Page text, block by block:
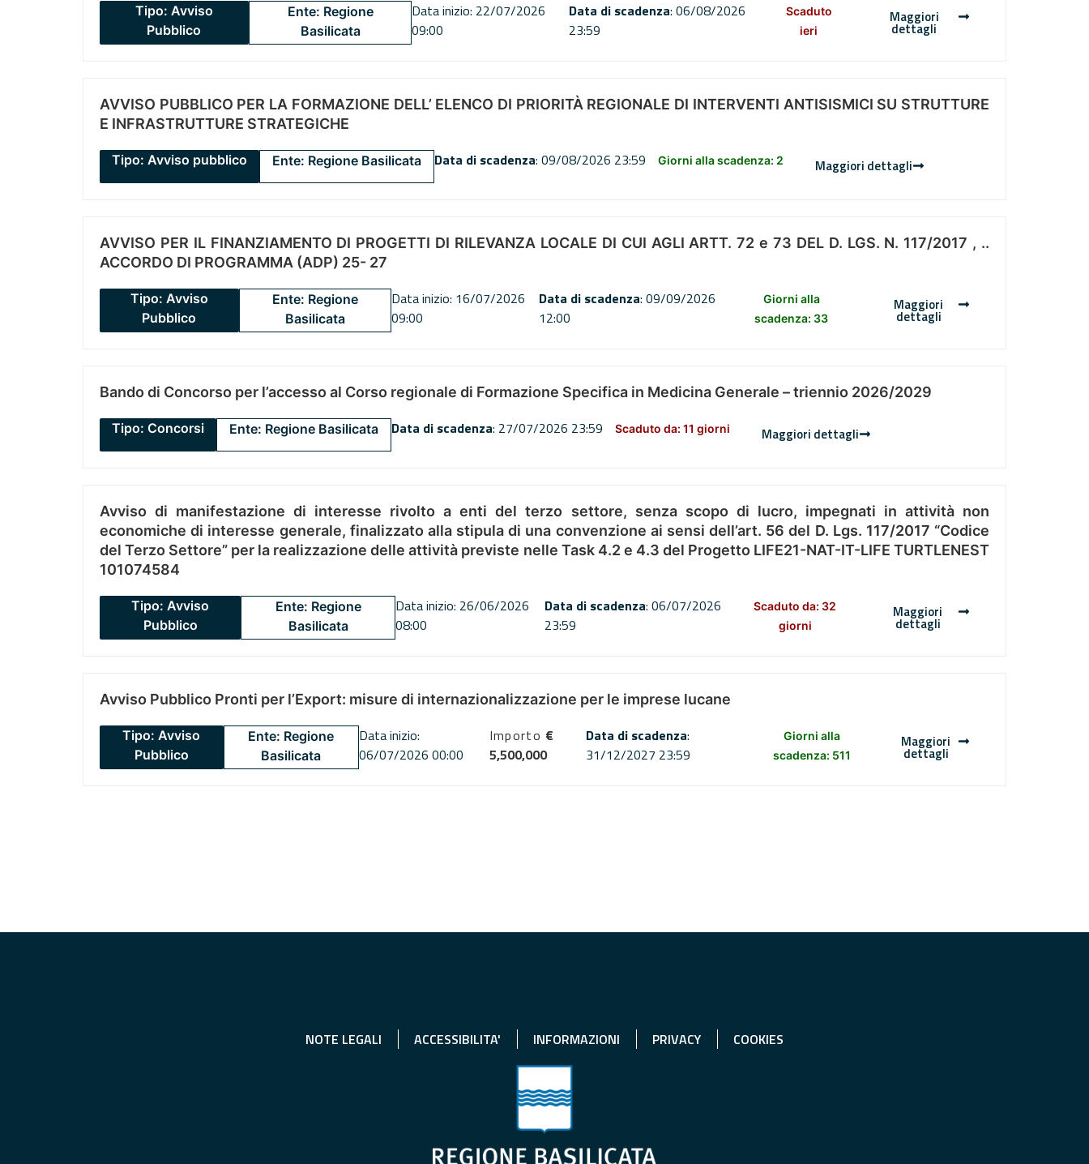
Tipo: Avviso
Pubblico
Ente: Regione
Basilicata
Data inizio: 22/07/2026
09:00
Data di scadenza: 06/08/2026
23:59
Scaduto
ieri
Maggiori
dettagli
AVVISO PUBBLICO PER LA FORMAZIONE DELL’ ELENCO DI PRIORITÀ REGIONALE DI INTERVENTI ANTISISMICI SU STRUTTURE
E INFRASTRUTTURE STRATEGICHE
Tipo: Avviso pubblico Ente: Regione Basilicata Data di scadenza: 09/08/2026 23:59 Giorni alla scadenza: 2 Maggiori dettagli
AVVISO PER IL FINANZIAMENTO DI PROGETTI DI RILEVANZA LOCALE DI CUI AGLI ARTT. 72 e 73 DEL D. LGS. N. 117/2017 , ..
ACCORDO DI PROGRAMMA (ADP) 25- 27
Tipo: Avviso
Pubblico
Ente: Regione
Basilicata
Data inizio: 16/07/2026
09:00
Data di scadenza: 09/09/2026
12:00
Giorni alla
scadenza: 33
Maggiori
dettagli
Bando di Concorso per l’accesso al Corso regionale di Formazione Specifica in Medicina Generale – triennio 2026/2029
Tipo: Concorsi Ente: Regione Basilicata Data di scadenza: 27/07/2026 23:59 Scaduto da: 11 giorni Maggiori dettagli
Avviso di manifestazione di interesse rivolto a enti del terzo settore, senza scopo di lucro, impegnati in attività non
economiche di interesse generale, finalizzato alla stipula di una convenzione ai sensi dell’art. 56 del D. Lgs. 117/2017 “Codice
del Terzo Settore” per la realizzazione delle attività previste nelle Task 4.2 e 4.3 del Progetto LIFE21-NAT-IT-LIFE TURTLENEST
101074584
Tipo: Avviso
Pubblico
Ente: Regione
Basilicata
Data inizio: 26/06/2026
08:00
Data di scadenza: 06/07/2026
23:59
Scaduto da: 32
giorni
Maggiori
dettagli
Avviso Pubblico Pronti per l’Export: misure di internazionalizzazione per le imprese lucane
Tipo: Avviso
Pubblico
Ente: Regione
Basilicata
Data inizio:
06/07/2026 00:00
Importo €
5,500,000
Data di scadenza:
31/12/2027 23:59
Giorni alla
scadenza: 511
Maggiori
dettagli
NOTE LEGALI ACCESSIBILITA' INFORMAZIONI PRIVACY COOKIES